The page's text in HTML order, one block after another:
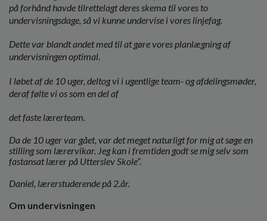
på forhånd havde tilrettelagt deresskema til vores to
undervisningsdage, så vi kunne undervise i vores linjefag.
Dette var blandt andet med til at gøre vores planlægning af
undervisningen optimal.
I løbet af de 10 uger, deltog vi i ugentlige team- og afdelingsmøder,
deraf følte vi os som en del af
det faste lærerteam.
Da de 10 uger var gået, var det meget naturligt for mig at søge en
stilling som lærervikar. Jeg kan ifremtiden godt se mig selv som
fastansat lærer på Utterslev Skole”.
Daniel, lærerstuderende på 2.år.
Om undervisningen